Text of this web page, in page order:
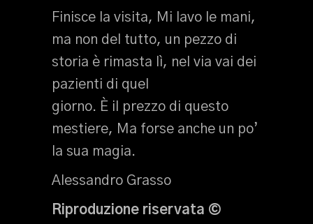
Finisce la visita, Mi lavo le mani,
ma non del tutto, un pezzo di
storia è rimasta lì, nel via vai dei
pazienti di quel
giorno. È il prezzo di questo
mestiere, Ma forse anche un po’
la sua magia.
Alessandro Grasso
Riproduzione riservata ©